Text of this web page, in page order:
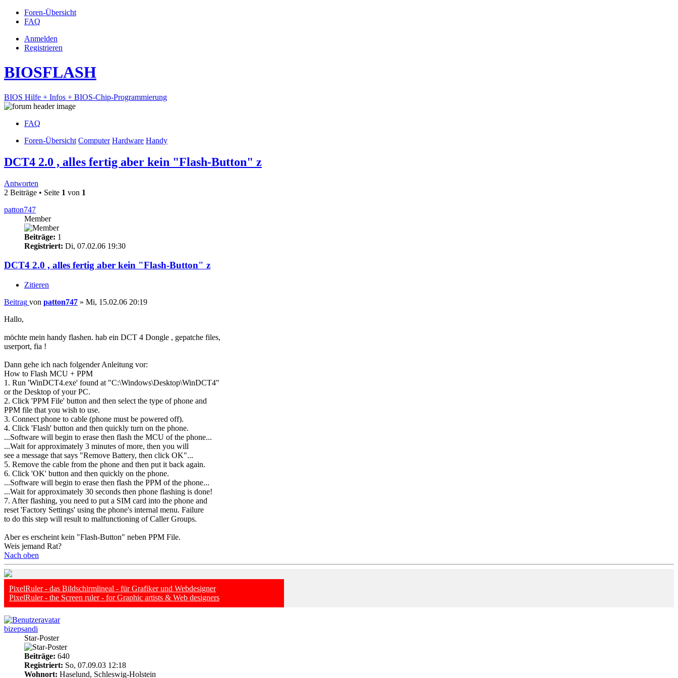
Foren-Übersicht
FAQ
Anmelden
Registrieren
BIOSFLASH
BIOS Hilfe + Infos + BIOS-Chip-Programmierung
FAQ
Foren-Übersicht Computer Hardware Handy
DCT4 2.0 , alles fertig aber kein "Flash-Button" z
Antworten
2 Beiträge • Seite 1 von 1
patton747
Member
Beiträge: 1
Registriert: Di, 07.02.06 19:30
DCT4 2.0 , alles fertig aber kein "Flash-Button" z
Zitieren
Beitrag von patton747 » Mi, 15.02.06 20:19
Hallo,
möchte mein handy flashen. hab ein DCT 4 Dongle , gepatche files,
userport, fia !
Dann gehe ich nach folgender Anleitung vor:
How to Flash MCU + PPM
1. Run 'WinDCT4.exe' found at "C:\Windows\Desktop\WinDCT4"
or the Desktop of your PC.
2. Click 'PPM File' button and then select the type of phone and
PPM file that you wish to use.
3. Connect phone to cable (phone must be powered off).
4. Click 'Flash' button and then quickly turn on the phone.
...Software will begin to erase then flash the MCU of the phone...
...Wait for approximately 3 minutes of more, then you will
see a message that says "Remove Battery, then click OK"...
5. Remove the cable from the phone and then put it back again.
6. Click 'OK' button and then quickly on the phone.
...Software will begin to erase then flash the PPM of the phone...
...Wait for approximately 30 seconds then phone flashing is done!
7. After flashing, you need to put a SIM card into the phone and
reset 'Factory Settings' using the phone's internal menu. Failure
to do this step will result to malfunctioning of Caller Groups.
Aber es erscheint kein "Flash-Button" neben PPM File.
Weis jemand Rat?
Nach oben
PixelRuler - das Bildschirmlineal - für Grafiker und Webdesigner
PixelRuler - the Screen ruler - for Graphic artists & Web designers
bizepsandi
Star-Poster
Beiträge: 640
Registriert: So, 07.09.03 12:18
Wohnort: Haselund, Schleswig-Holstein